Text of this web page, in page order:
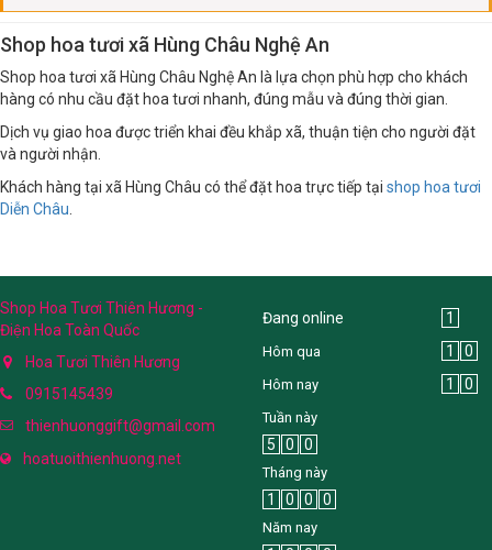
Shop hoa tươi xã Hùng Châu Nghệ An
Shop hoa tươi xã Hùng Châu Nghệ An là lựa chọn phù hợp cho khách
hàng có nhu cầu đặt hoa tươi nhanh, đúng mẫu và đúng thời gian.
Dịch vụ giao hoa được triển khai đều khắp xã, thuận tiện cho người đặt
và người nhận.
Khách hàng tại xã Hùng Châu có thể đặt hoa trực tiếp tại shop hoa tươi
Diễn Châu
Shop Hoa Tươi Thiên Hương -
Điện Hoa Toàn Quốc
Hoa Tươi Thiên Hương
0915145439
thienhuonggift@gmail.com
hoatuoithienhuong.net
Đang online 1
Hôm qua 1 0
Hôm nay 1 0
Tuần này
5 0 0
Tháng này
1 0 0 0
Năm nay